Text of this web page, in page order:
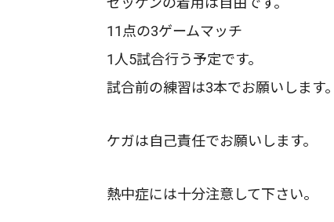
11点の3ゲームマッチ
1人5試合行う予定です。
試合前の練習は3本でお願いします。
ケガは自己責任でお願いします。
熱中症には十分注意して下さい。